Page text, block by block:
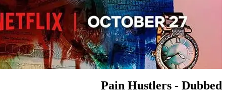
Pain Hustlers - Dubbed